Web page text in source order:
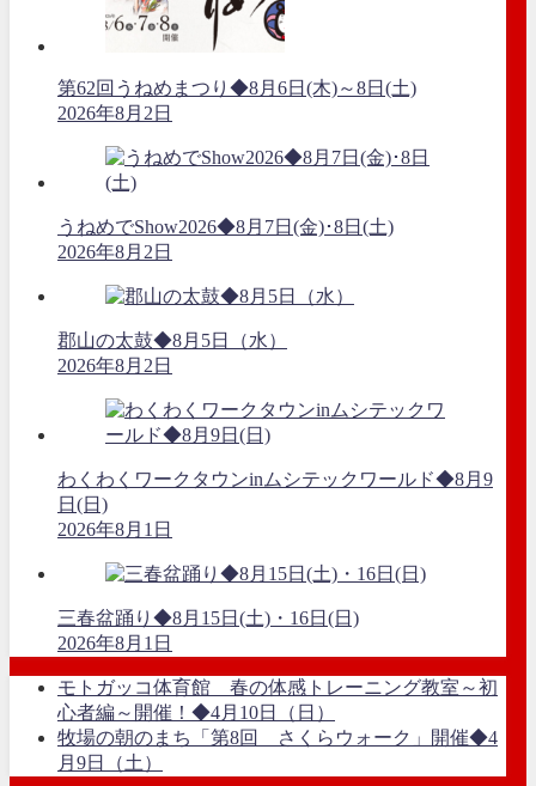
第62回うねめまつり◆8月6日(木)～8日(土)
2026年8月2日
うねめでShow2026◆8月7日(金)･8日(土)
2026年8月2日
郡山の太鼓◆8月5日（水）
2026年8月2日
わくわくワークタウンinムシテックワールド◆8月9
日(日)
2026年8月1日
三春盆踊り◆8月15日(土)・16日(日)
2026年8月1日
モトガッコ体育館 春の体感トレーニング教室～初
心者編～開催！◆4月10日（日）
牧場の朝のまち「第8回 さくらウォーク」開催◆4
月9日（土）